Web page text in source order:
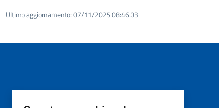
Ultimo aggiornamento:07/11/2025 08:46.03